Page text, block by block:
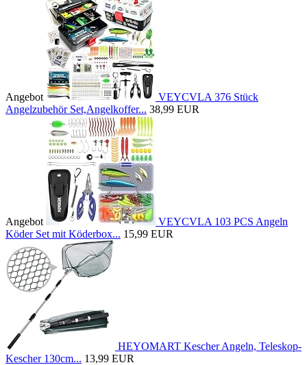
Angebot
VEYCVLA 376 Stück
Angelzubehör Set,Angelkoffer... 38,99 EUR
Angebot
VEYCVLA 103 PCS Angeln
Köder Set mit Köderbox... 15,99 EUR
HEYOMART Kescher Angeln, Teleskop-
Kescher 130cm... 13,99 EUR